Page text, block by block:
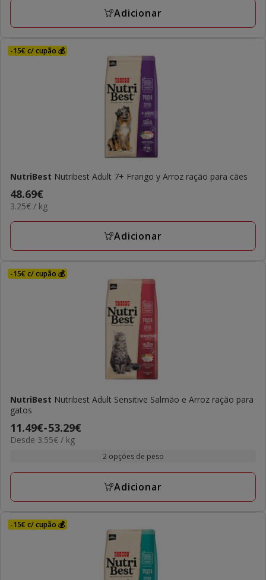
KG
Adicionar
-15€ c/ cupão 💰
NutriBest Nutribest Adult 7+ Frango y Arroz ração para cães
Preço
48.69€
48.69€
3.25€
KG
3.25€ / kg
Adicionar
-15€ c/ cupão 💰
NutriBest Nutribest Adult Sensitive Salmão e Arroz ração para
gatos
Preço
de
a
11.49€-53.29€
3.55€
Desde 3.55€ / kg
2 opções de peso
Adicionar
-15€ c/ cupão 💰